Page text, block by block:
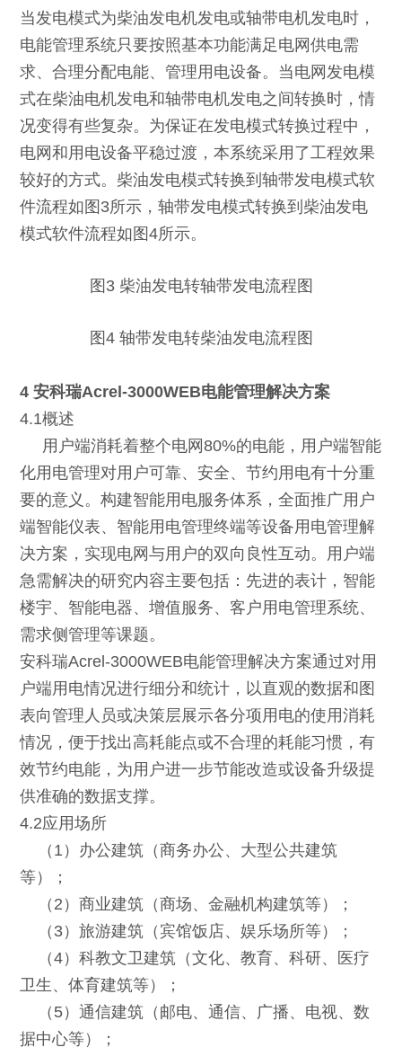
当发电模式为柴油发电机发电或轴带电机发电时，
电能管理系统只要按照基本功能满足电网供电需
求、合理分配电能、管理用电设备。当电网发电模
式在柴油电机发电和轴带电机发电之间转换时，情
况变得有些复杂。为保证在发电模式转换过程中，
电网和用电设备平稳过渡，本系统采用了工程效果
较好的方式。柴油发电模式转换到轴带发电模式软
件流程如图3所示，轴带发电模式转换到柴油发电
模式软件流程如图4所示。
图3 柴油发电转轴带发电流程图
图4 轴带发电转柴油发电流程图
4 安科瑞Acrel-3000WEB电能管理解决方案
4.1概述
用户端消耗着整个电网80%的电能，用户端智能
化用电管理对用户可靠、安全、节约用电有十分重
要的意义。构建智能用电服务体系，全面推广用户
端智能仪表、智能用电管理终端等设备用电管理解
决方案，实现电网与用户的双向良性互动。用户端
急需解决的研究内容主要包括：先进的表计，智能
楼宇、智能电器、增值服务、客户用电管理系统、
需求侧管理等课题。
安科瑞Acrel-3000WEB电能管理解决方案通过对用
户端用电情况进行细分和统计，以直观的数据和图
表向管理人员或决策层展示各分项用电的使用消耗
情况，便于找出高耗能点或不合理的耗能习惯，有
效节约电能，为用户进一步节能改造或设备升级提
供准确的数据支撑。
4.2应用场所
（1）办公建筑（商务办公、大型公共建筑
等）；
（2）商业建筑（商场、金融机构建筑等）；
（3）旅游建筑（宾馆饭店、娱乐场所等）；
（4）科教文卫建筑（文化、教育、科研、医疗
卫生、体育建筑等）；
（5）通信建筑（邮电、通信、广播、电视、数
据中心等）；